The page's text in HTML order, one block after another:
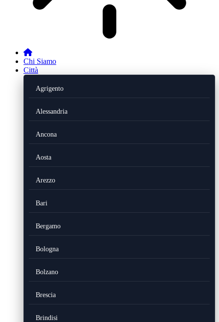
Chi Siamo
Città
Agrigento
Alessandria
Ancona
Aosta
Arezzo
Bari
Bergamo
Bologna
Bolzano
Brescia
Brindisi